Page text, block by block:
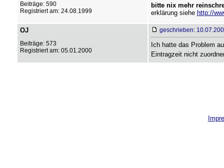
Beiträge: 590
Registriert am: 24.08.1999
bitte nix mehr
erklärung siehe http://
OJ
Beiträge: 573
Registriert am: 05.01.2000
geschrieben:
Ich hatte das Problem
Eintragzeit nicht